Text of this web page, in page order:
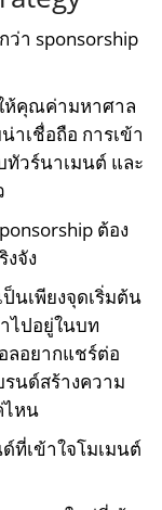
ว่า sponsorship
ห้คุณค่ามหาศาล
าเชื่อถือ การเข้า
ทัวร์นาเมนต์ และ
ต้อง
จัง
นเพียงจุดเริ่มต้น
ไปอยู่ในบท
ลอยากแชร์ต่อ
รนด์สร้างความ
ไหน
ที่เข้าใจโมเมนต์